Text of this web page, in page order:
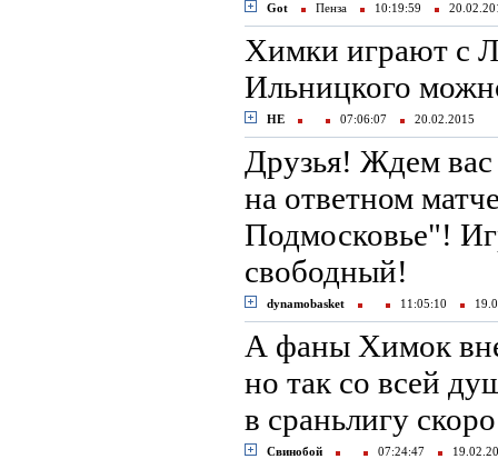
Got Пенза 10:19:59
Химки играют с
Ильницкого
НЕ 07:06:07 20.02.2015
Друзья! Ждем вас
на ответном
Подмосковье"!
свободный!
dynamobasket 11:05:10
А фаны Химок
но так со всей
в сраньлигу
Свинобой 07:24:47